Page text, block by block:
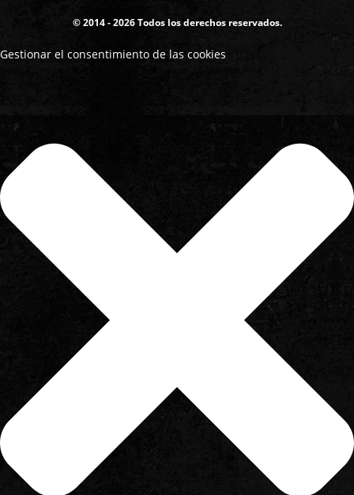
© 2014 - 2026 Todos los derechos reservados.
Gestionar el consentimiento de las cookies